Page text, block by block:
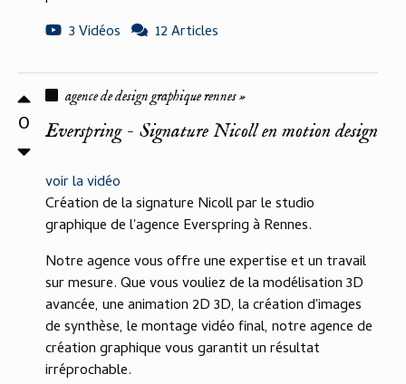
3 Vidéos
12 Articles
0
agence de design graphique rennes »
Everspring - Signature Nicoll en motion design
voir la vidéo
Création de la signature Nicoll par le studio
graphique de l'agence Everspring à Rennes.
Notre agence vous offre une expertise et un travail
sur mesure. Que vous vouliez de la modélisation 3D
avancée, une animation 2D 3D, la création d'images
de synthèse, le montage vidéo final, notre agence de
création graphique vous garantit un résultat
irréprochable.